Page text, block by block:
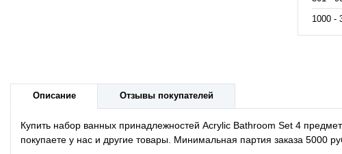
1000 -
Описание Отзывы покупателей
Купить набор ванных принадлежностей Acrylic Bathroom Set 4
покупаете у нас и другие товары. Минимальная партия заказа 5000